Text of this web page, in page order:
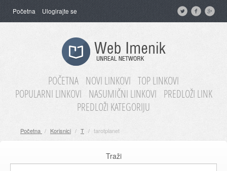
Početna Ulogirajte se
POČETNA NOVI LINKOVI TOP LINKOVI
POPULARNI LINKOVI
NASUMIČNI LINKOVI
PREDLOŽI LINK
PREDLOŽI KATEGORIJU
Početna / Korisnici / T / tarotplanet
Traži